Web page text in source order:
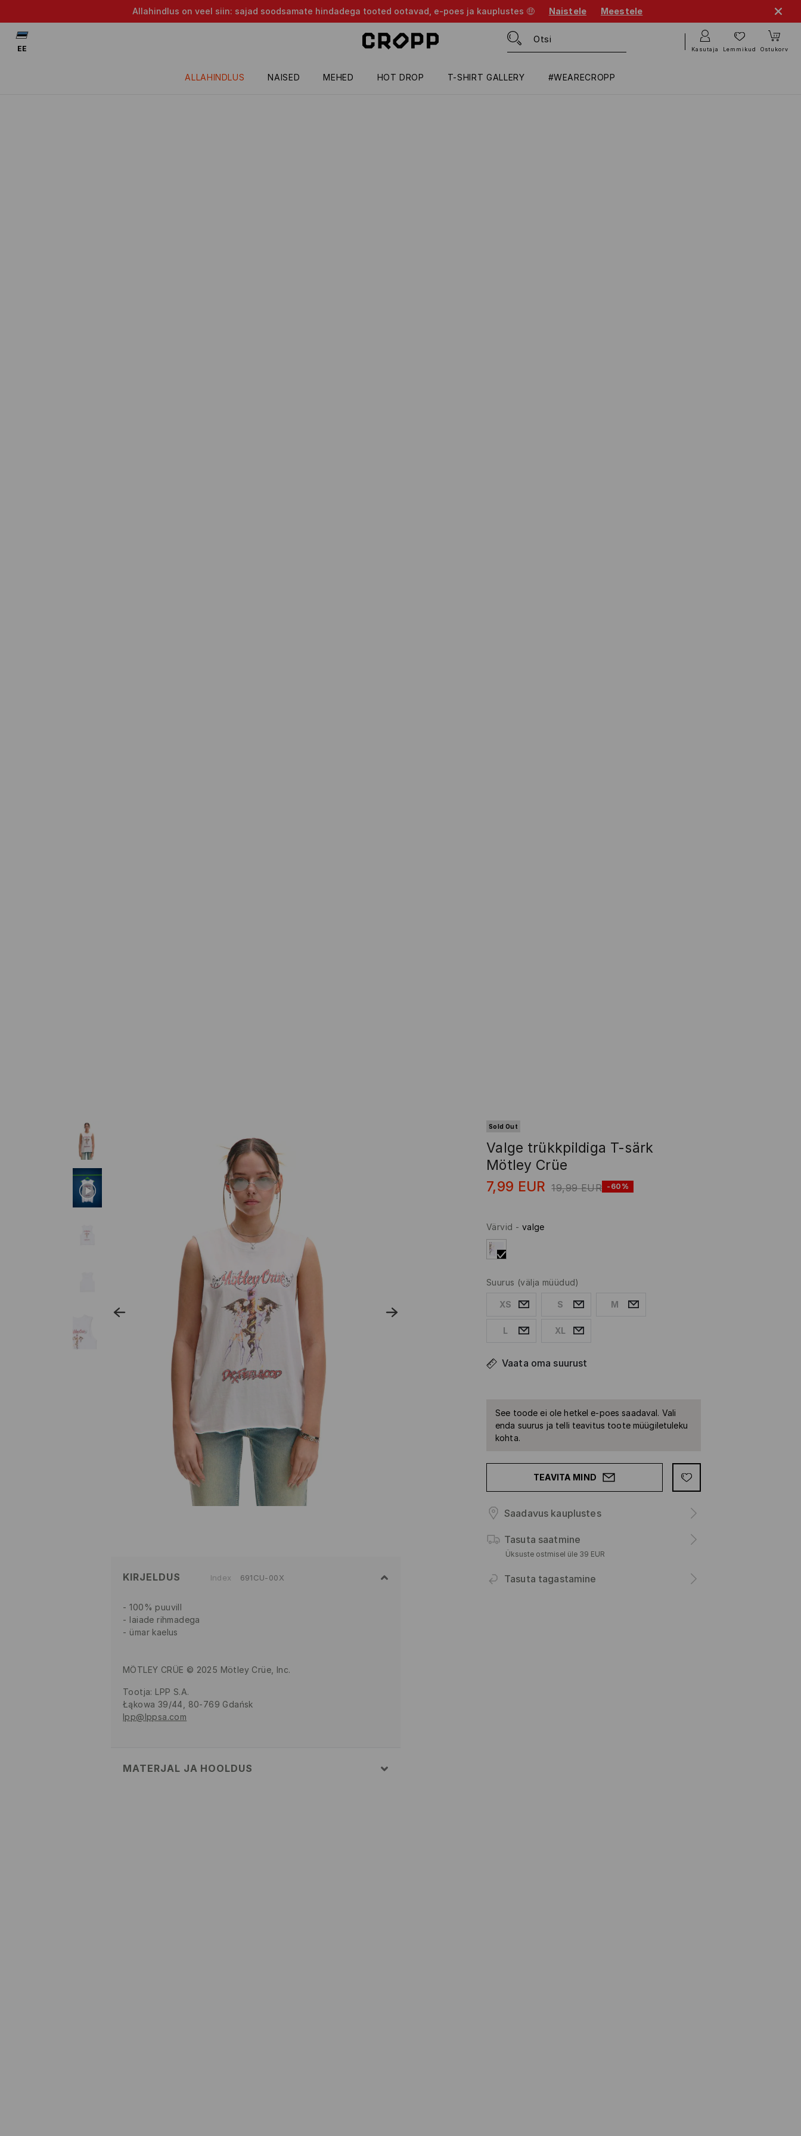
Allahindlus on veel siin: sajad soodsamate hindadega tooted ootavad, e-poes ja kauplustes 🤑 Naistele Meestele
ALLAHINDLUS NAISED MEHED HOT DROP T-SHIRT GALLERY #WEARECROPP
EE Kasutaja Lemmikud Ostukorv
Sold Out
Valge trükkpildiga T-särk
Mötley Crüe
7,99 EUR 19,99 EUR -60%
Värvid - valge
Suurus (välja müüdud)
XS S M
L XL
Vaata oma suurust
See toode ei ole hetkel e-poes saadaval. Vali
enda suurus ja telli teavitus toote müügiletuleku
kohta.
TEAVITA MIND
Saadavus kauplustes
Tasuta saatmine
Üksuste ostmisel üle 39 EUR
Tasuta tagastamine
KIRJELDUS Index 691CU-00X
100% puuvill
laiade rihmadega
ümar kaelus
MÖTLEY CRÜE © 2025 Mötley Crüe, Inc.
Tootja: LPP S.A.
Łąkowa 39/44, 80-769 Gdańsk
lpp@lppsa.com
MATERJAL JA HOOLDUS